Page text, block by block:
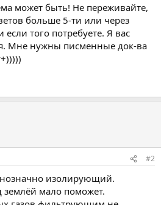
может быть! Не переживайте,
больше 5-ти или через
того потребуете. Я вас
Мне нужны писменные док-ва
#2
изолирующий.
мало поможет.